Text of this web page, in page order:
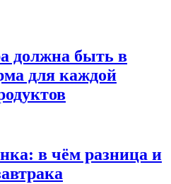
должна быть в
для каждой
в чём разница и